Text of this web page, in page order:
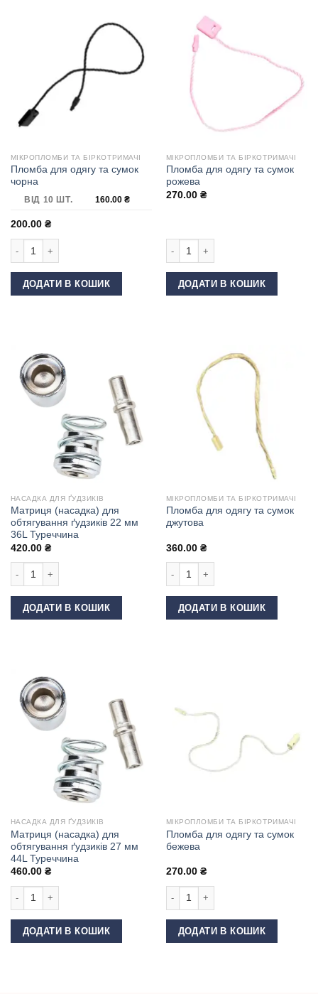
МІКРОПЛОМБИ ТА БІРКОТРИМАЧІ
Пломба для одягу та сумок
чорна
ВІД 10 ШТ. 160.00 ₴
200.00 ₴
ДОДАТИ В КОШИК
МІКРОПЛОМБИ ТА БІРКОТРИМАЧІ
Пломба для одягу та сумок
рожева
270.00 ₴
ДОДАТИ В КОШИК
НАСАДКА ДЛЯ ҐУДЗИКІВ
Матриця (насадка) для
обтягування ґудзиків 22 мм
36L Туреччина
420.00 ₴
ДОДАТИ В КОШИК
МІКРОПЛОМБИ ТА БІРКОТРИМАЧІ
Пломба для одягу та сумок
джутова
360.00 ₴
ДОДАТИ В КОШИК
НАСАДКА ДЛЯ ҐУДЗИКІВ
Матриця (насадка) для
обтягування ґудзиків 27 мм
44L Туреччина
460.00 ₴
ДОДАТИ В КОШИК
МІКРОПЛОМБИ ТА БІРКОТРИМАЧІ
Пломба для одягу та сумок
бежева
270.00 ₴
ДОДАТИ В КОШИК